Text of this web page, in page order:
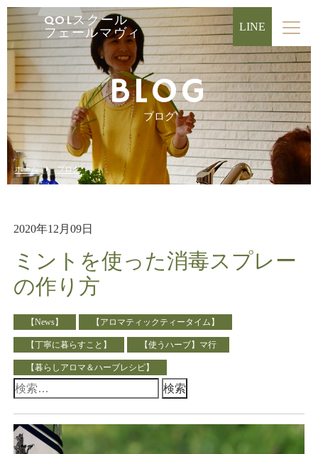
QOLスクール
フェールマヴィ
LINE
BLOG
ブログ
ホーム ブログ
2020年12月09日
ミントを使った消毒スプレー
の作り方
【News】 【アロマティックティータイム】
【丁寧に暮らすこと】 【使うハーブ】マ行
【暮らしアロマ＆ハーブレシピ】
検